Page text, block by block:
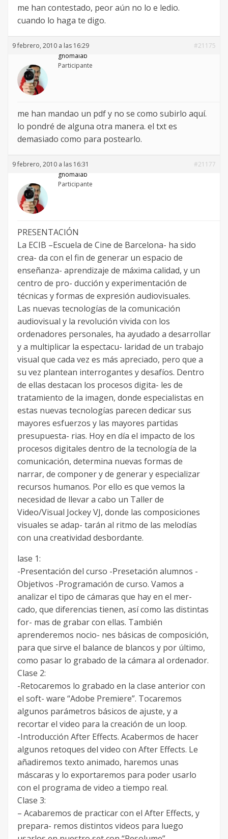
me han contestado, peor aún no lo e ledio.
cuando lo haga te digo.
9 febrero, 2010 a las 16:29
#21175
gnomalab
Participante
me han mandao un pdf y no se como subirlo aquí.
lo pondré de alguna otra manera. el txt es
demasiado como para postearlo.
9 febrero, 2010 a las 16:31
#21177
gnomalab
Participante
PRESENTACIÓN
La ECIB –Escuela de Cine de Barcelona- ha sido
crea- da con el fin de generar un espacio de
enseñanza- aprendizaje de máxima calidad, y un
centro de pro- ducción y experimentación de
técnicas y formas de expresión audiovisuales.
Las nuevas tecnologías de la comunicación
audiovisual y la revolución vivida con los
ordenadores personales, ha ayudado a desarrollar
y a multiplicar la espectacu- laridad de un trabajo
visual que cada vez es más apreciado, pero que a
su vez plantean interrogantes y desafíos. Dentro
de ellas destacan los procesos digita- les de
tratamiento de la imagen, donde especialistas en
estas nuevas tecnologías parecen dedicar sus
mayores esfuerzos y las mayores partidas
presupuesta- rias. Hoy en día el impacto de los
procesos digitales dentro de la tecnología de la
comunicación, determina nuevas formas de
narrar, de componer y de generar y especializar
recursos humanos. Por ello es que vemos la
necesidad de llevar a cabo un Taller de
Video/Visual Jockey VJ, donde las composiciones
visuales se adap- tarán al ritmo de las melodías
con una creatividad desbordante.
lase 1:
-Presentación del curso -Presetación alumnos -
Objetivos -Programación de curso. Vamos a
analizar el tipo de cámaras que hay en el mer-
cado, que diferencias tienen, así como las distintas
for- mas de grabar con ellas. También
aprenderemos nocio- nes básicas de composición,
para que sirve el balance de blancos y por último,
como pasar lo grabado de la cámara al ordenador.
Clase 2:
-Retocaremos lo grabado en la clase anterior con
el soft- ware “Adobe Premiere”. Tocaremos
algunos parámetros básicos de ajuste, y a
recortar el video para la creación de un loop.
-Introducción After Effects. Acabermos de hacer
algunos retoques del video con After Effects. Le
añadiremos texto animado, haremos unas
máscaras y lo exportaremos para poder usarlo
con el programa de video a tiempo real.
Clase 3:
– Acabaremos de practicar con el After Effects, y
prepara- remos distintos videos para luego